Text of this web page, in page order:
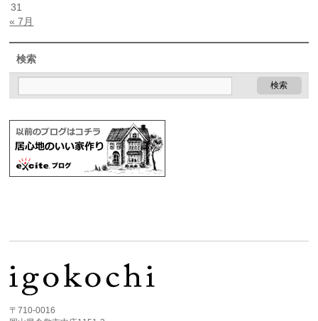
31
« 7月
検索
〒710-0016